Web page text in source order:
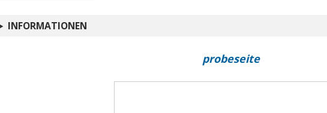
INFORMATIONEN
probeseite